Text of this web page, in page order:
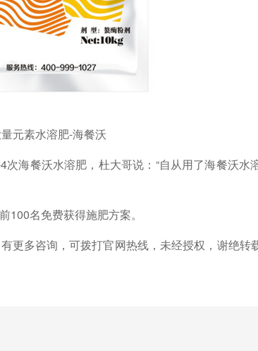
元素水溶肥-海餐沃
次海餐沃水溶肥 ，杜大哥说： “自从用了海餐沃水
100名免费获得施肥方案。
更多咨询，可拨打官网热线，未经授权，谢绝转